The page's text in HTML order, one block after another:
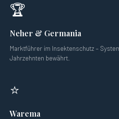
🏆
Neher & Germania
Marktführer im Insektenschutz –
Jahrzehnten bewährt.
⭐
Warema